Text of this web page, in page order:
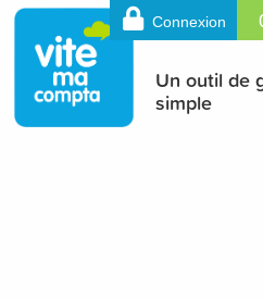
Un outil de
simple
Connexion